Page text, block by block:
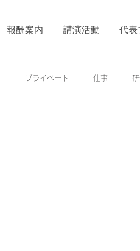
報酬案内 講演活動 代表
プライベート 仕事